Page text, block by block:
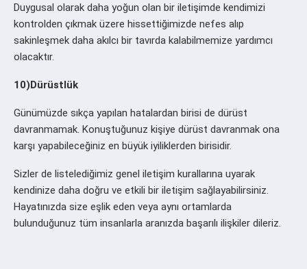
Duygusal olarak daha yoğun olan bir iletişimde kendimizi
kontrolden çıkmak üzere hissettiğimizde nefes alıp
sakinleşmek daha akılcı bir tavırda kalabilmemize yardımcı
olacaktır.
10)Dürüstlük
Günümüzde sıkça yapılan hatalardan birisi de dürüst
davranmamak. Konuştuğunuz kişiye dürüst davranmak ona
karşı yapabileceğiniz en büyük iyiliklerden birisidir.
Sizler de listelediğimiz genel iletişim kurallarına uyarak
kendinize daha doğru ve etkili bir iletişim sağlayabilirsiniz.
Hayatınızda size eşlik eden veya aynı ortamlarda
bulunduğunuz tüm insanlarla aranızda başarılı ilişkiler dileriz.